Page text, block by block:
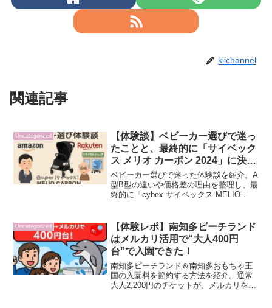
kiichannel
関連記事
Uncategorized
【体験談】ベビーカー選びで迷っ
たことと、最終的に「サイベック
ス メリオ カーボン 2024」に決め
た理由
ベビーカー選びで迷った体験談を紹介。A
型B型の違いや価格差の理由を整理し、最
終的に「cybex サイベックス MELIO
ルショップで分かった価格差のリアルも
紹介。
Uncategorized
【体験レポ】南知多ビーチランド
はメルカリ活用で“大人400円
台”で入園できた！
南知多ビーチランド＆南知多おもちゃ王
国の入園料を節約する方法を紹介。通常
大人2,200円のチケットが、メルカリを使